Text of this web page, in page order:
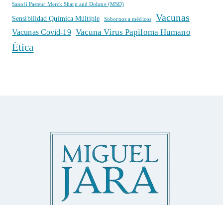
Sanofi Pasteur Merck Sharp and Dohme (MSD)
Sensibilidad Química Múltiple Sobornos a médicos Vacunas
Vacunas Covid-19 Vacuna Virus Papiloma Humano
Ética